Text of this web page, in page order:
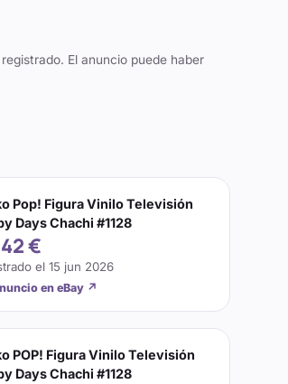
El anuncio puede haber
Pop! Figura Vinilo Televisión
Days Chachi #1128
€
el 15 jun 2026
en eBay ↗
POP! Figura Vinilo Televisión
Days Chachi #1128